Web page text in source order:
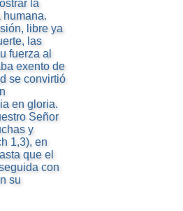
la
humana.
libre ya
las
fuerza al
exento de
se convirtió
en gloria.
Señor
y
1,3), en
que el
con
su